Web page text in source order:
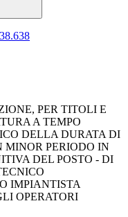
PER TITOLI E
A TEMPO
DELLA DURATA DI
MINOR PERIODO IN
DEL POSTO - DI
IMPIANTISTA
OPERATORI